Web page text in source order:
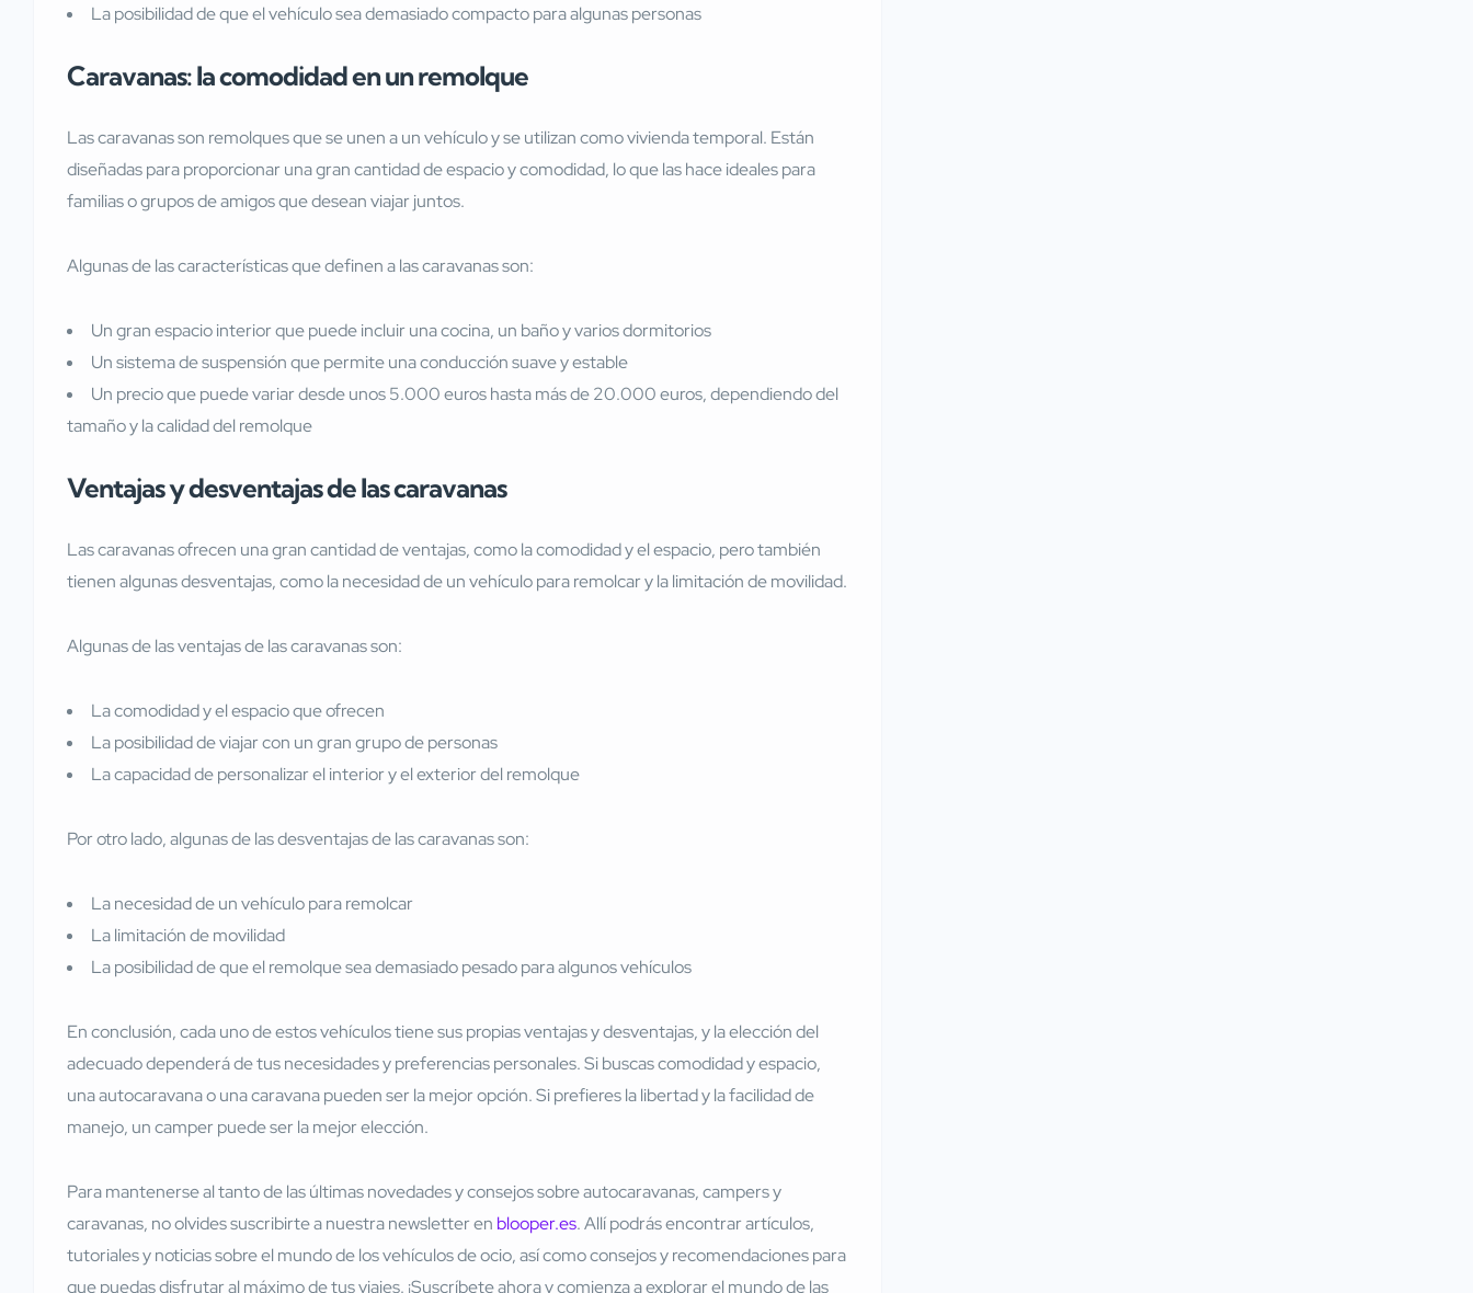
La posibilidad de que el vehículo sea demasiado compacto para algunas personas
Caravanas: la comodidad en un remolque
Las caravanas son remolques que se unen a un vehículo y se utilizan como vivienda temporal. Están
diseñadas para proporcionar una gran cantidad de espacio y comodidad, lo que las hace ideales para
familias o grupos de amigos que desean viajar juntos.
Algunas de las características que definen a las caravanas son:
Un gran espacio interior que puede incluir una cocina, un baño y varios dormitorios
Un sistema de suspensión que permite una conducción suave y estable
Un precio que puede variar desde unos 5.000 euros hasta más de 20.000 euros, dependiendo del
tamaño y la calidad del remolque
Ventajas y desventajas de las caravanas
Las caravanas ofrecen una gran cantidad de ventajas, como la comodidad y el espacio, pero también
tienen algunas desventajas, como la necesidad de un vehículo para remolcar y la limitación de movilidad.
Algunas de las ventajas de las caravanas son:
La comodidad y el espacio que ofrecen
La posibilidad de viajar con un gran grupo de personas
La capacidad de personalizar el interior y el exterior del remolque
Por otro lado, algunas de las desventajas de las caravanas son:
La necesidad de un vehículo para remolcar
La limitación de movilidad
La posibilidad de que el remolque sea demasiado pesado para algunos vehículos
En conclusión, cada uno de estos vehículos tiene sus propias ventajas y desventajas, y la elección del
adecuado dependerá de tus necesidades y preferencias personales. Si buscas comodidad y espacio,
una autocaravana o una caravana pueden ser la mejor opción. Si prefieres la libertad y la facilidad de
manejo, un camper puede ser la mejor elección.
Para mantenerse al tanto de las últimas novedades y consejos sobre autocaravanas, campers y
caravanas, no olvides suscribirte a nuestra newsletter en blooper.es. Allí podrás encontrar artículos,
tutoriales y noticias sobre el mundo de los vehículos de ocio, así como consejos y recomendaciones para
que puedas disfrutar al máximo de tus viajes. ¡Suscríbete ahora y comienza a explorar el mundo de las